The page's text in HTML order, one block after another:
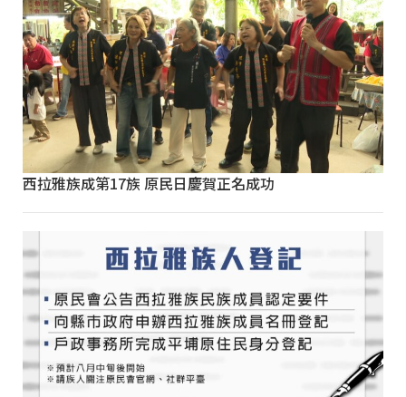
西拉雅族成第17族 原民日慶賀正名成功